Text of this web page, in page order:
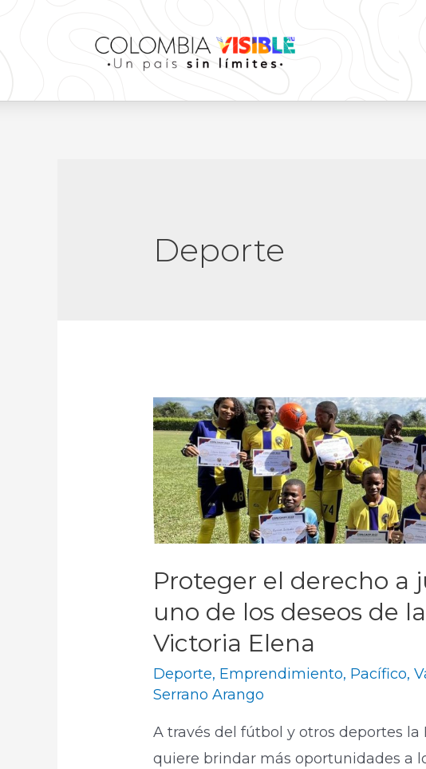
Deporte
Proteger el derecho a
uno de los deseos de
Victoria Elena
Deporte, Emprendimiento, Pacífico,
Serrano Arango
A través del fútbol y otros deportes
quiere brindar más oportunidades a